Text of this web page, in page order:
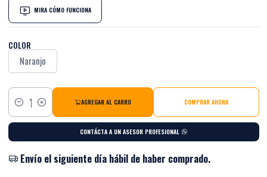
MIRA CÓMO FUNCIONA
COLOR
Naranjo
Cantidad
AGREGAR AL CARRO COMPRAR AHORA
CONTÁCTA A UN ASESOR PROFESIONAL
Envío el siguiente día hábil de haber comprado.